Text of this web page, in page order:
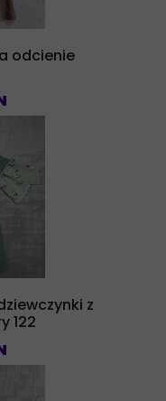
odcienie
z
122